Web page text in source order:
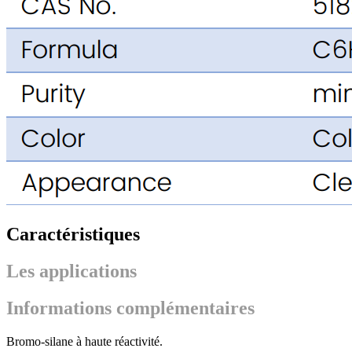
Caractéristiques
Les applications
Informations complémentaires
Bromo-silane à haute réactivité.